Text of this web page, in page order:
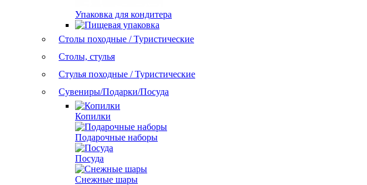
Упаковка для кондитера
Столы походные / Туристические
Столы, стулья
Стулья походные / Туристические
Сувениры/Подарки/Посуда
Копилки
Подарочные наборы
Посуда
Снежные шары